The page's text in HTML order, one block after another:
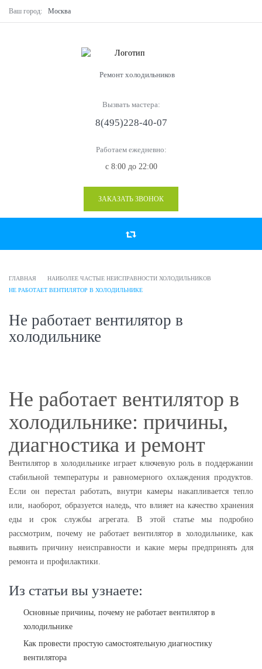
Ваш город: Москва
Ремонт холодильников
Вызвать мастера:
8(495)228-40-07
Работаем ежедневно:
с 8:00 до 22:00
ЗАКАЗАТЬ ЗВОНОК
ГЛАВНАЯ
НАИБОЛЕЕ ЧАСТЫЕ НЕИСПРАВНОСТИ ХОЛОДИЛЬНИКОВ
НЕ РАБОТАЕТ ВЕНТИЛЯТОР В ХОЛОДИЛЬНИКЕ
Не работает вентилятор в
холодильнике
Не работает вентилятор в
холодильнике: причины,
диагностика и ремонт
Вентилятор в холодильнике играет ключевую роль в поддержании
стабильной температуры и равномерного охлаждения продуктов.
Если он перестал работать, внутри камеры накапливается тепло
или, наоборот, образуется наледь, что влияет на качество хранения
еды и срок службы агрегата. В этой статье мы подробно
рассмотрим, почему не работает вентилятор в холодильнике, как
выявить причину неисправности и какие меры предпринять для
ремонта и профилактики.
Из статьи вы узнаете:
Основные причины, почему не работает вентилятор в
холодильнике
Как провести простую самостоятельную диагностику
вентилятора